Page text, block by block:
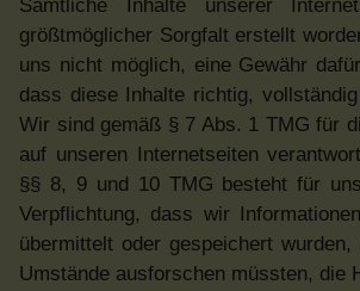
Sämtliche Inhalte unserer
größtmöglicher Sorgfalt erstellt
uns nicht möglich, eine Gewähr
dass diese Inhalte richtig,
Wir sind gemäß § 7 Abs. 1 TMG für
auf unseren Internetseiten
§§ 8, 9 und 10 TMG besteht für
Verpflichtung, dass wir
übermittelt oder gespeichert wurden,
Umstände ausforschen müssten, die